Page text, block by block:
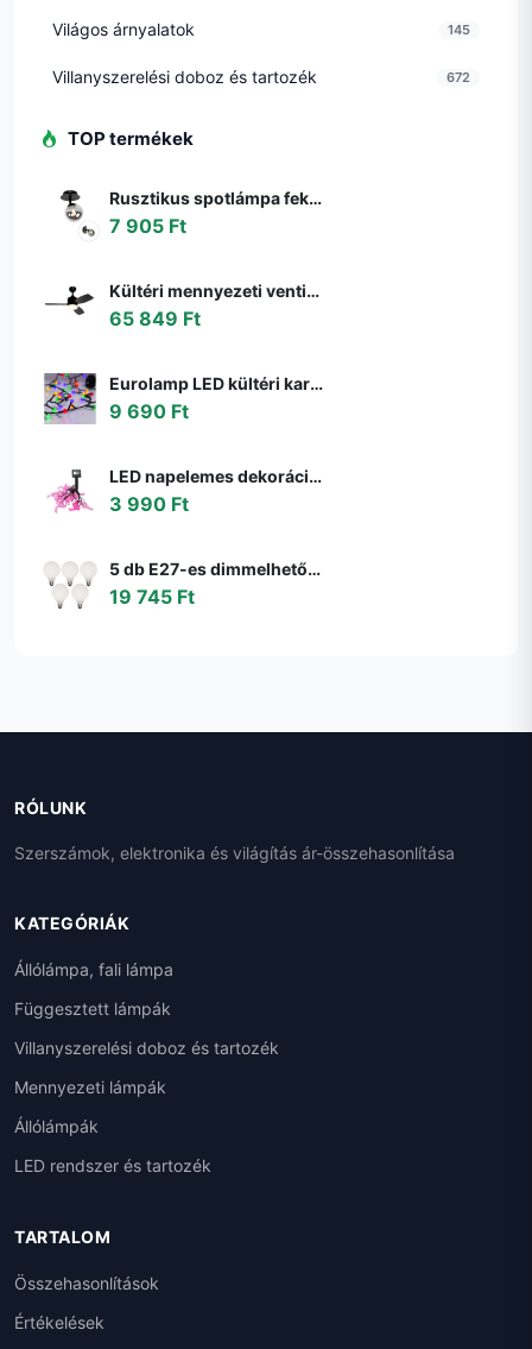
Világos árnyalatok 145
Villanyszerelési doboz és tartozék 672
TOP termékek
Rusztikus spotlámpa fekete állítható füstüveggel - Athén
7 905 Ft
Kültéri mennyezeti ventilátor fekete 91,3 cm LED-del, fényerőszabályzóval, távirányítóval IP44 - Toledo
65 849 Ft
Eurolamp LED kültéri karácsonyi fényfüzér LINE 500 LED 17,9 m IP44 többszínű 600
9 690 Ft
LED napelemes dekorációs lánc 10xLED/1,2V 300mAh 3,8m IP44 flamingó 311535
3 990 Ft
5 db E27-es dimmelhető LED izzó G95 matt 4W 430lm 2200-4000K szett
19 745 Ft
RÓLUNK
Szerszámok, elektronika és világítás ár-összehasonlítása
KATEGÓRIÁK
Állólámpa, fali lámpa
Függesztett lámpák
Villanyszerelési doboz és tartozék
Mennyezeti lámpák
Állólámpák
LED rendszer és tartozék
TARTALOM
Összehasonlítások
Értékelések